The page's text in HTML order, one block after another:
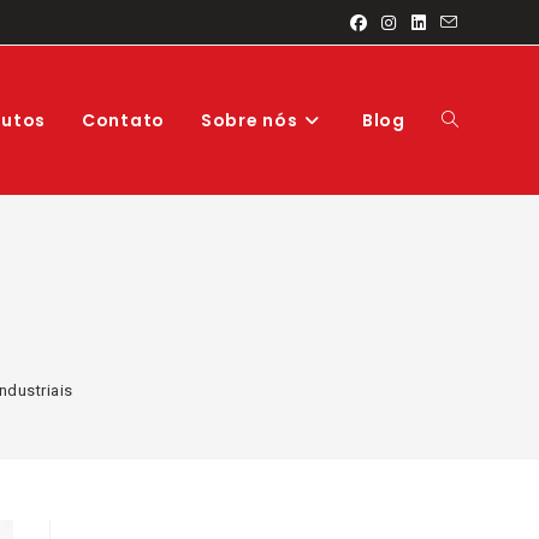
Contato Sobre nós Blog Alternar